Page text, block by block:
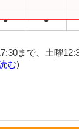
● ●
まで、土曜
む)